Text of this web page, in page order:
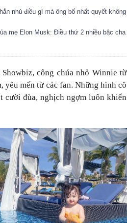
nhủ điều gì mà ông bố nhất quyết không
mẹ Elon Musk: Điều thứ 2 nhiều bậc cha
công chúa nhỏ Winnie từ
yêu mến từ các fan. Những hình cô
cười đùa, nghịch ngợm luôn khiến